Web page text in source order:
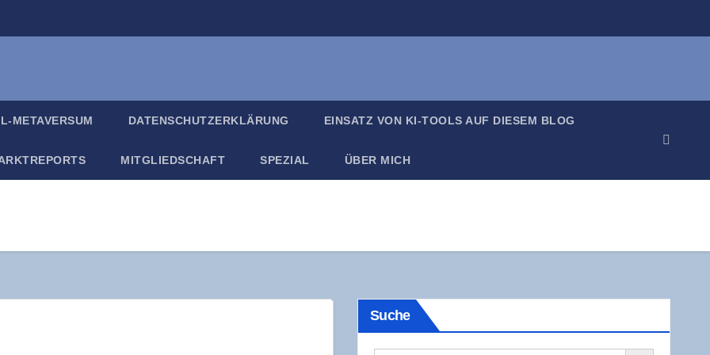
META­VER­SUM DATEN­SCHUTZ­ER­KLÄ­RUNG EIN­SATZ VON KI-TOOLS AUF DIE­SEM BLOG
MIT­GLIED­SCHAFT SPE­ZI­AL ÜBER MICH
Suche
Search Button